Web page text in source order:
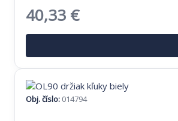
Pôvodná
cena
bola:
62,04 €.
40,33 €Aktuálna
cena
je:
40,33 €.
Obj. číslo: 014794